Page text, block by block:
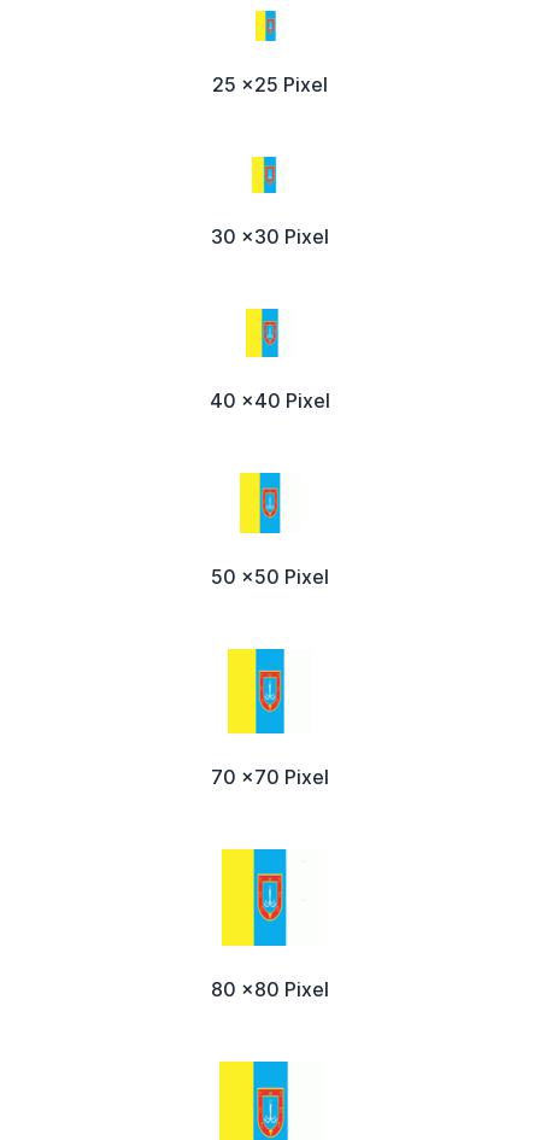
25 x25 Pixel
30 x30 Pixel
40 x40 Pixel
50 x50 Pixel
70 x70 Pixel
80 x80 Pixel